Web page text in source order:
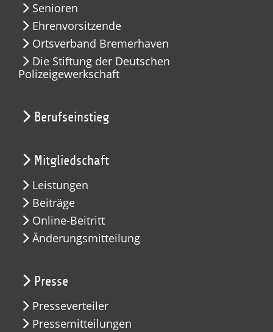
Senioren
Ehrenvorsitzende
Ortsverband Bremerhaven
Die Stiftung der Deutschen
Polizeigewerkschaft
Berufseinstieg
Mitgliedschaft
Leistungen
Beiträge
Online-Beitritt
Änderungsmitteilung
Presse
Presseverteiler
Pressemitteilungen